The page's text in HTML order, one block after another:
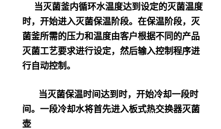
当灭菌釜内循环水温度达到设定的灭菌温度
时，开始进入灭菌保温阶段。在保温阶段，灭
菌釜所需的压力和温度由客户根据不同的产品
灭菌工艺要求进行设定，然后输入控制程序进
行自动控制。
当灭菌保温时间达到时，开始冷却一段时
间。一段冷却水将首先进入板式热交换器灭菌
壶